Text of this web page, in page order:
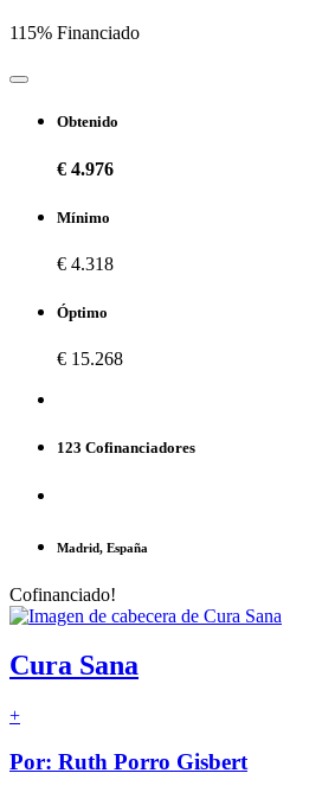
115% Financiado
Obtenido
€ 4.976
Mínimo
€ 4.318
Óptimo
€ 15.268
123 Cofinanciadores
Madrid, España
Cofinanciado!
Cura Sana
+
Por: Ruth Porro Gisbert